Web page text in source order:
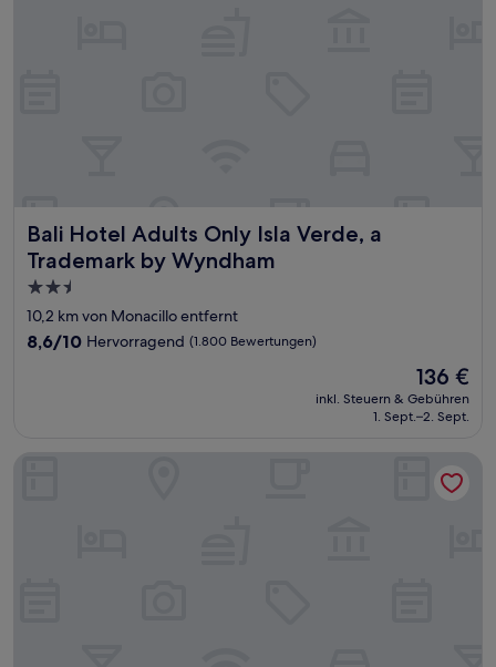
Bali Hotel Adults Only Isla Verde, a
Trademark by Wyndham
Bali Hotel Adults Only Isla Verde, a Trademark by
2.5-
Sterne-
Unterkunft
10,2 km von Monacillo entfernt
8.6
8,6/10 Hervorragend (1.800 Bewertungen)
Der
Preis
beträgt
136 €
inkl. Steuern & Gebühren
1. Sept.–2. Sept.